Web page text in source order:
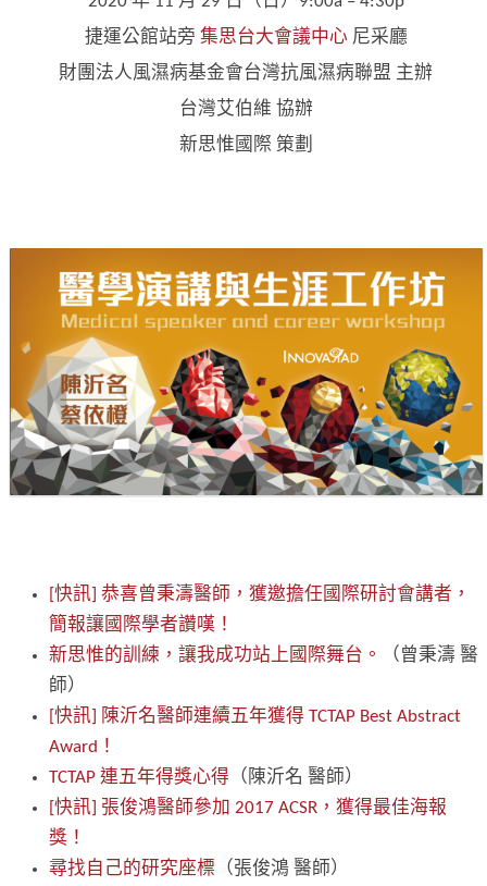
捷運公館站旁 集思台大會議中心 尼采廳
財團法人風濕病基金會台灣抗風濕病聯盟 主辦
台灣艾伯維 協辦
新思惟國際 策劃
[快訊] 恭喜曾秉濤醫師，獲邀擔任國際研討會講者，
簡報讓國際學者讚嘆！
新思惟的訓練，讓我成功站上國際舞台。
（曾秉濤 醫
師）
[快訊] 陳沂名醫師連續五年獲得 TCTAP Best Abstract
Award！
TCTAP 連五年得獎心得 （陳沂名 醫師）
[快訊] 張俊鴻醫師參加 2017 ACSR，獲得最佳海報
獎！
尋找自己的研究座標 （張俊鴻 醫師）